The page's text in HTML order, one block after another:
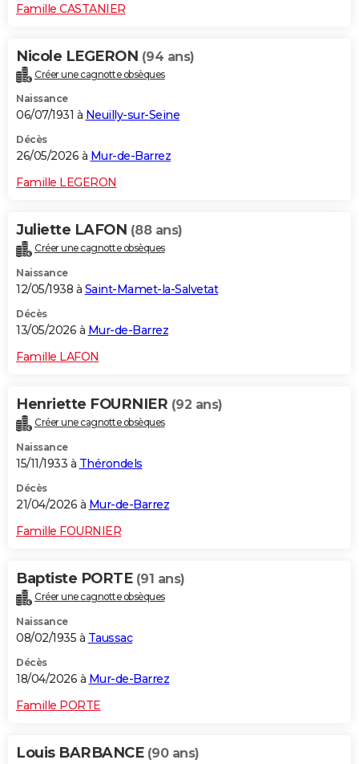
Famille CASTANIER
Nicole LEGERON (94 ans)
Créer une cagnotte obsèques
Naissance
06/07/1931 à Neuilly-sur-Seine
Décès
26/05/2026 à Mur-de-Barrez
Famille LEGERON
Juliette LAFON (88 ans)
Créer une cagnotte obsèques
Naissance
12/05/1938 à Saint-Mamet-la-Salvetat
Décès
13/05/2026 à Mur-de-Barrez
Famille LAFON
Henriette FOURNIER (92 ans)
Créer une cagnotte obsèques
Naissance
15/11/1933 à Thérondels
Décès
21/04/2026 à Mur-de-Barrez
Famille FOURNIER
Baptiste PORTE (91 ans)
Créer une cagnotte obsèques
Naissance
08/02/1935 à Taussac
Décès
18/04/2026 à Mur-de-Barrez
Famille PORTE
Louis BARBANCE (90 ans)